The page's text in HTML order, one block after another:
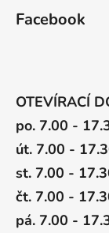
Facebook
OTEVÍRACÍ
po. 7.00 -
út. 7.00 -
st. 7.00 -
čt. 7.00 -
pá. 7.00 -